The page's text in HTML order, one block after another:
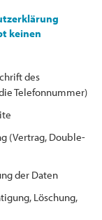
keinen
des
Telefonnummer)
(Vertrag, Double-
der Daten
Löschung,